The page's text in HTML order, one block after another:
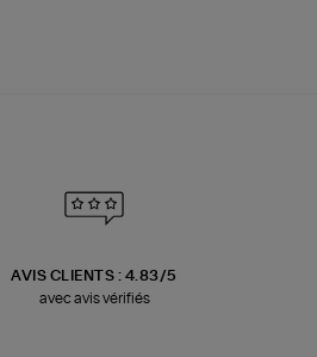
AVIS CLIENTS : 4.83/5
avec avis vérifiés